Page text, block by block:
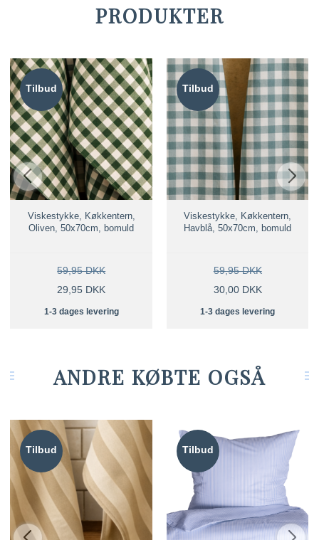
PRODUKTER
Tilbud
Viskestykke, Køkkentern,
Oliven, 50x70cm, bomuld
59,95 DKK
29,95 DKK
1-3 dages levering
Tilbud
Viskestykke, Køkkentern,
Havblå, 50x70cm, bomuld
59,95 DKK
30,00 DKK
1-3 dages levering
ANDRE KØBTE OGSÅ
Tilbud Tilbud